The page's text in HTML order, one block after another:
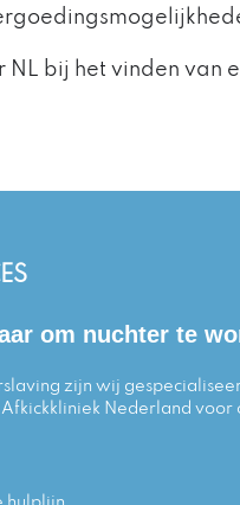
NL bij het vinden
om nuchter te
zijn wij
Nederland voor